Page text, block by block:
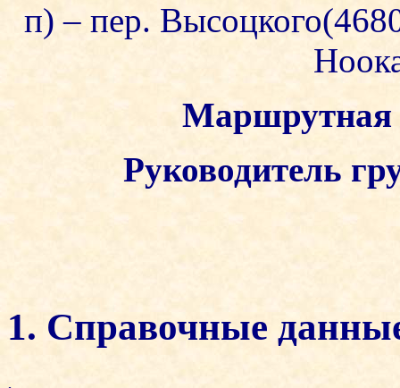
п) – пер.
Маршрутная
Руководитель
1. Справочные
.